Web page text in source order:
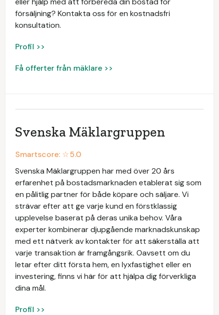
försäljning? Kontakta oss för en kostnadsfri
konsultation.
Profil >>
Få offerter från mäklare >>
Svenska Mäklargruppen
Smartscore: ☆5.0
Svenska Mäklargruppen har med över 20 års
erfarenhet på bostadsmarknaden etablerat sig som
en pålitlig partner för både köpare och säljare. Vi
strävar efter att ge varje kund en förstklassig
upplevelse baserat på deras unika behov. Våra
experter kombinerar djupgående marknadskunskap
med ett nätverk av kontakter för att säkerställa att
varje transaktion är framgångsrik. Oavsett om du
letar efter ditt första hem, en lyxfastighet eller en
investering, finns vi här för att hjälpa dig förverkliga
dina mål.
Profil >>